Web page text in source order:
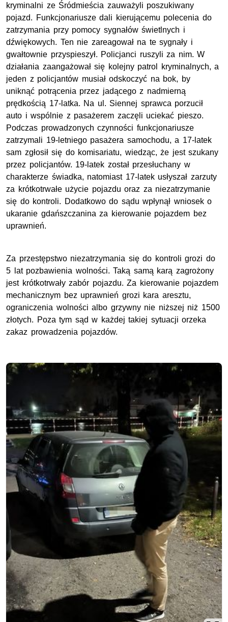
kryminalni ze Śródmieścia zauważyli poszukiwany
pojazd. Funkcjonariusze dali kierującemu polecenia do
zatrzymania przy pomocy sygnałów świetlnych i
dźwiękowych. Ten nie zareagował na te sygnały i
gwałtownie przyspieszył. Policjanci ruszyli za nim. W
działania zaangażował się kolejny patrol kryminalnych, a
jeden z policjantów musiał odskoczyć na bok, by
uniknąć potrącenia przez jadącego z nadmierną
prędkością 17-latka. Na ul. Siennej sprawca porzucił
auto i wspólnie z pasażerem zaczęli uciekać pieszo.
Podczas prowadzonych czynności funkcjonariusze
zatrzymali 19-letniego pasażera samochodu, a 17-latek
sam zgłosił się do komisariatu, wiedząc, że jest szukany
przez policjantów. 19-latek został przesłuchany w
charakterze świadka, natomiast 17-latek usłyszał zarzuty
za krótkotrwałe użycie pojazdu oraz za niezatrzymanie
się do kontroli. Dodatkowo do sądu wpłynął wniosek o
ukaranie gdańszczanina za kierowanie pojazdem bez
uprawnień.
Za przestępstwo niezatrzymania się do kontroli grozi do
5 lat pozbawienia wolności. Taką samą karą zagrożony
jest krótkotrwały zabór pojazdu. Za kierowanie pojazdem
mechanicznym bez uprawnień grozi kara aresztu,
ograniczenia wolności albo grzywny nie niższej niż 1500
złotych. Poza tym sąd w każdej takiej sytuacji orzeka
zakaz prowadzenia pojazdów.